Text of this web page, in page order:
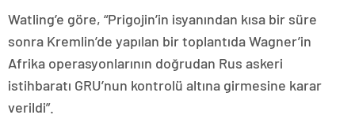
Watling’e göre, “Prigojin’in isyanından kısa bir süre
sonra Kremlin’de yapılan bir toplantıda Wagner’in
Afrika operasyonlarının doğrudan Rus askeri
istihbaratı GRU’nun kontrolü altına girmesine karar
verildi”.